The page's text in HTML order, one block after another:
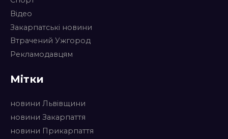
Відео
Закарпатські новини
Втрачений Ужгород
Рекламодавцям
Мітки
новини Львівщини
новини Закарпаття
новини Прикарпаття